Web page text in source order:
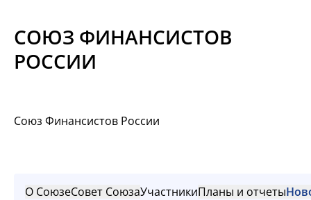
Материалы
СОЮЗ ФИНАНСИСТОВ
РОССИИ
Союз Финансистов России
О СоюзеСовет СоюзаУчастникиПланы и отчеты